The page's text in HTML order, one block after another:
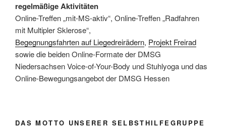
regelmäßige Aktivitäten
Online-Treffen „mit-MS-aktiv“, Online-Treffen „Radfahren
mit Multipler Sklerose“,
Begegnungsfahrten auf Liegedreirädern, Projekt Freirad
sowie die beiden Online-Formate der DMSG
Niedersachsen Voice-of-Your-Body und Stuhlyoga und das
Online-Bewegungsangebot der DMSG Hessen
DAS MOTTO UNSERER SELBSTHILFEGRUPPE